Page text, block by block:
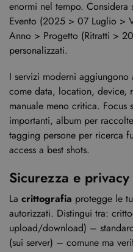
enormi nel tempo.
Evento (2025 > 07 Luglio >
Anno > Progetto (Ritratti >
personalizzati.
I servizi moderni aggiungono
come data, location, device,
manuale meno critica. Focus
importanti, album per
tagging persone per ricerca
access a best shots.
Sicurezza e
La crittografia protegge le
autorizzati. Distingui tra:
upload/download) –
(sui server) – comune ma